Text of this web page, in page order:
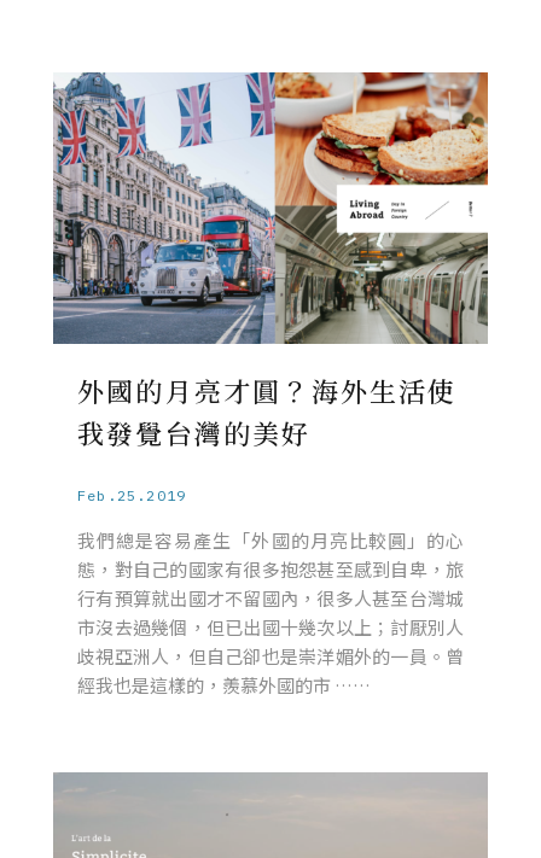
外國的月亮才圓？海外生活使
我發覺台灣的美好
Feb.25.2019
我們總是容易產生「外國的月亮比較圓」的心
態，對自己的國家有很多抱怨甚至感到自卑，旅
行有預算就出國才不留國內，很多人甚至台灣城
市沒去過幾個，但已出國十幾次以上；討厭別人
歧視亞洲人，但自己卻也是崇洋媚外的一員。曾
經我也是這樣的，羨慕外國的市 ……